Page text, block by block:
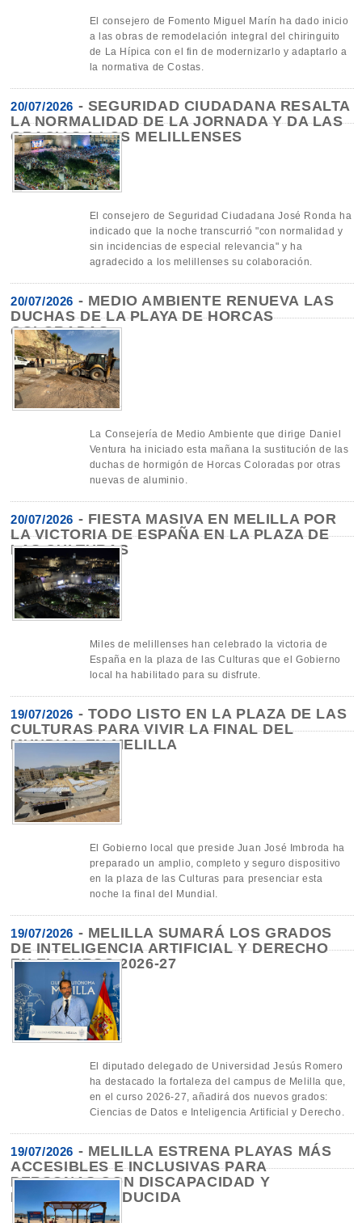
El consejero de Fomento Miguel Marín ha dado inicio
a las obras de remodelación integral del chiringuito
de La Hípica con el fin de modernizarlo y adaptarlo a
la normativa de Costas.
20/07/2026 - SEGURIDAD CIUDADANA RESALTA
LA NORMALIDAD DE LA JORNADA Y DA LAS
GRACIAS A LOS MELILLENSES
El consejero de Seguridad Ciudadana José Ronda ha
indicado que la noche transcurrió "con normalidad y
sin incidencias de especial relevancia" y ha
agradecido a los melillenses su colaboración.
20/07/2026 - MEDIO AMBIENTE RENUEVA LAS
DUCHAS DE LA PLAYA DE HORCAS
COLORADAS
La Consejería de Medio Ambiente que dirige Daniel
Ventura ha iniciado esta mañana la sustitución de las
duchas de hormigón de Horcas Coloradas por otras
nuevas de aluminio.
20/07/2026 - FIESTA MASIVA EN MELILLA POR
LA VICTORIA DE ESPAÑA EN LA PLAZA DE
LAS CULTURAS
Miles de melillenses han celebrado la victoria de
España en la plaza de las Culturas que el Gobierno
local ha habilitado para su disfrute.
19/07/2026 - TODO LISTO EN LA PLAZA DE LAS
CULTURAS PARA VIVIR LA FINAL DEL
MUNDIAL EN MELILLA
El Gobierno local que preside Juan José Imbroda ha
preparado un amplio, completo y seguro dispositivo
en la plaza de las Culturas para presenciar esta
noche la final del Mundial.
19/07/2026 - MELILLA SUMARÁ LOS GRADOS
DE INTELIGENCIA ARTIFICIAL Y DERECHO
EN EL CURSO 2026-27
El diputado delegado de Universidad Jesús Romero
ha destacado la fortaleza del campus de Melilla que,
en el curso 2026-27, añadirá dos nuevos grados:
Ciencias de Datos e Inteligencia Artificial y Derecho.
19/07/2026 - MELILLA ESTRENA PLAYAS MÁS
ACCESIBLES E INCLUSIVAS PARA
PERSONAS CON DISCAPACIDAD Y
MOVILIDAD REDUCIDA